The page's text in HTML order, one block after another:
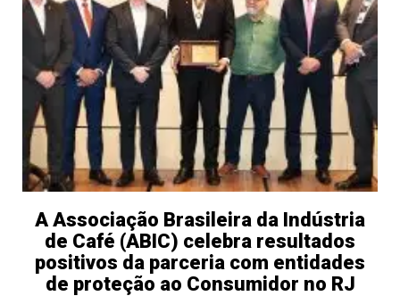
A Associação Brasileira da Indústria
de Café (ABIC) celebra resultados
positivos da parceria com entidades
de proteção ao Consumidor no RJ